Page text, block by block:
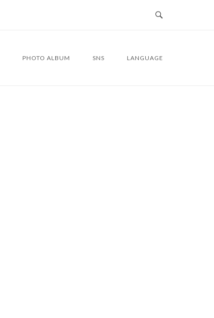
PHOTO ALBUM SNS LANGUAGE